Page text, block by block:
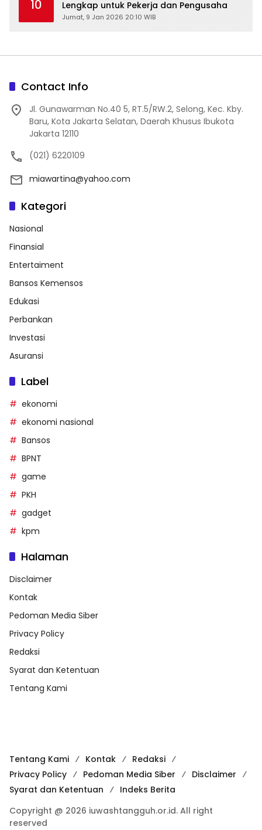
10
Lengkap untuk Pekerja dan Pengusaha
Jumat, 9 Jan 2026 20:10 WIB
Contact Info
Jl. Gunawarman No.40 5, RT.5/RW.2, Selong, Kec. Kby.
Baru, Kota Jakarta Selatan, Daerah Khusus Ibukota
Jakarta 12110
(021) 6220109
miawartina@yahoo.com
Kategori
Nasional
Finansial
Entertaiment
Bansos Kemensos
Edukasi
Perbankan
Investasi
Asuransi
Label
ekonomi
ekonomi nasional
Bansos
BPNT
game
PKH
gadget
kpm
Halaman
Disclaimer
Kontak
Pedoman Media Siber
Privacy Policy
Redaksi
Syarat dan Ketentuan
Tentang Kami
Tentang Kami Kontak
Redaksi
Privacy Policy
Pedoman Media Siber
Disclaimer
Syarat dan Ketentuan
Indeks Berita
Copyright @ 2026 iuwashtangguh.or.id. All right
reserved